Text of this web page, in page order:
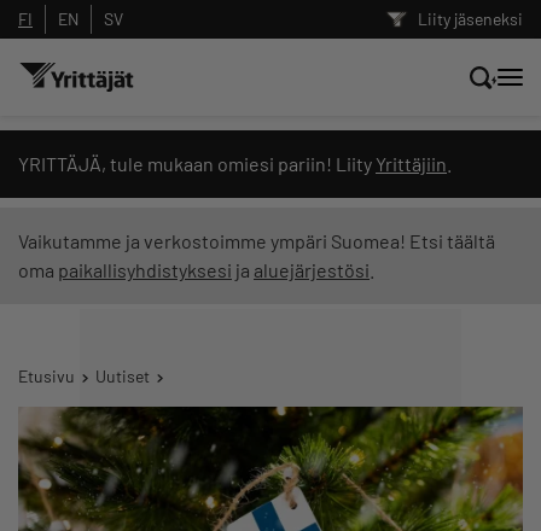
Liity jäseneksi
FI EN SV
YRITTÄJÄ, tule mukaan omiesi pariin! Liity Yrittäjiin
Vaikutamme ja verkostoimme ympäri Suomea! Etsi täältä
oma paikallisyhdistyksesi ja aluejärjestösi
Etusivu Uutiset
Hae sivustolta tai kysy suoraan
Yrittäjien tekoälyltä
Suodata hakutuloksia: näytä kaikki sisältö